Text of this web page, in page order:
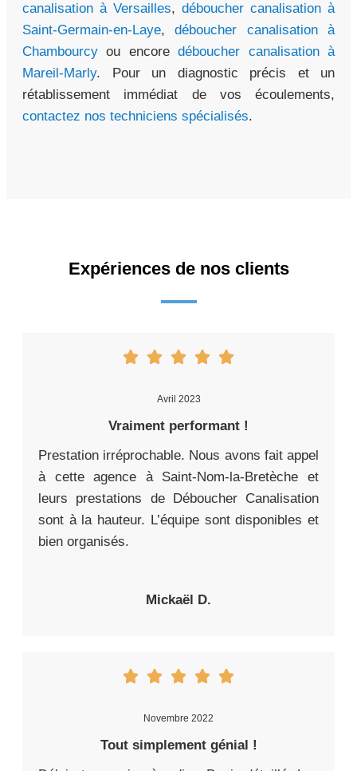
canalisation à Versailles, déboucher canalisation à
Saint-Germain-en-Laye,déboucher canalisation à
Chambourcy ou encoredéboucher canalisation à
Mareil-Marly. Pour un diagnostic précis et un
rétablissement immédiat de vos écoulements,
contactez nos techniciens spécialisés.
Expériences de nos clients
Avril 2023
Vraiment performant !
Prestation irréprochable. Nous avons fait appel
à cette agence à Saint-Nom-la-Bretèche et
leurs prestations de Déboucher Canalisation
sont à la hauteur. L’équipe sont disponibles et
bien organisés.
Mickaël D.
Novembre 2022
Tout simplement génial !